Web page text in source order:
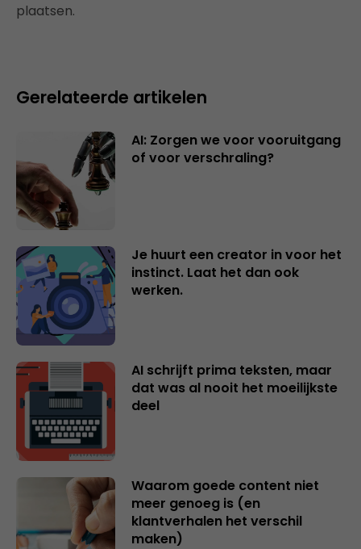
plaatsen.
Gerelateerde artikelen
AI: Zorgen we voor vooruitgang
of voor verschraling?
Je huurt een creator in voor het
instinct. Laat het dan ook
werken.
AI schrijft prima teksten, maar
dat was al nooit het moeilijkste
deel
Waarom goede content niet
meer genoeg is (en
klantverhalen het verschil
maken)